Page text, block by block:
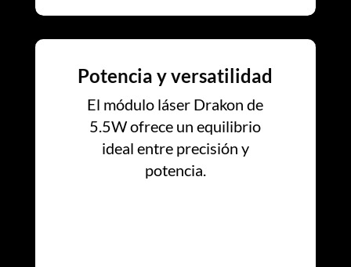
Potencia y versatilidad
El módulo láser Drakon de
5.5W ofrece un equilibrio
ideal entre precisión y
potencia.